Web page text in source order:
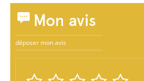
Mon avis
déposer mon avis